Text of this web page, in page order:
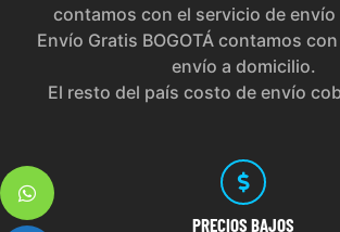
contamos con el servicio de
Envío Gratis BOGOTÁ contamos
envío a domicilio.
El resto del país costo de envío
PRECIOS BAJOS